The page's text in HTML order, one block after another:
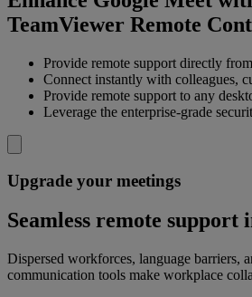
TeamViewer Remote
Provide remote support directly
Connect instantly with colleagues,
Provide remote support to any
Leverage the enterprise-grade
Upgrade your meetings
Seamless remote support
Dispersed workforces, language barriers,
communication tools make workplace